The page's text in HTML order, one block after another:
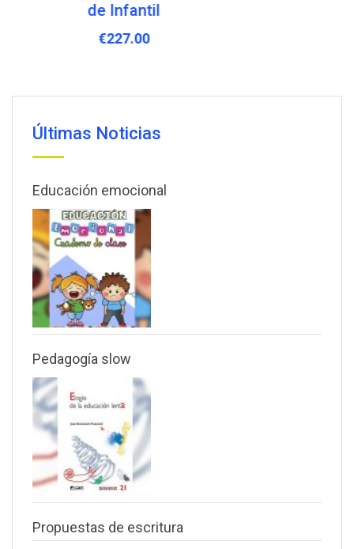
de Infantil
€227.00
Últimas Noticias
Educación emocional
Pedagogía slow
Propuestas de escritura